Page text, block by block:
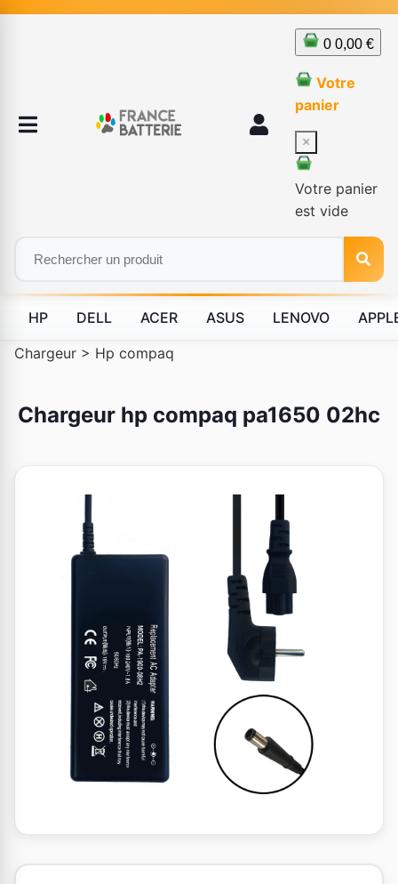
0 0,00 €
Votre
panier
×
Votre panier
est vide
HP DELL ACER ASUS LENOVO
Chargeur > Hp compaq
Chargeur hp compaq pa1650 02hc